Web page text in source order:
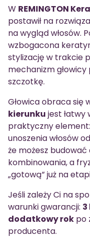
W REMINGTON
postawił na
na wygląd włosów.
wzbogacona
stylizację w trakcie
mechanizm
szczotkę.
Głowica obraca się
kierunku jest łatwy
praktyczny
unoszenia włosów
że możesz
kombinowania, a
„gotową” już na
Jeśli zależy Ci na
warunki gwarancji:
dodatkowy rok po
producenta.